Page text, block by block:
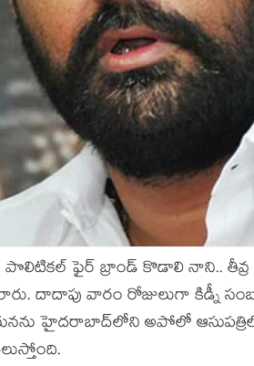
ఫైర్ బ్రాండ్ కొడాలి నాని.. తీవ్ర
దాదాపు వారం రోజులుగా కిడ్నీ
హైదరాబాద్‌లోని అపోలో